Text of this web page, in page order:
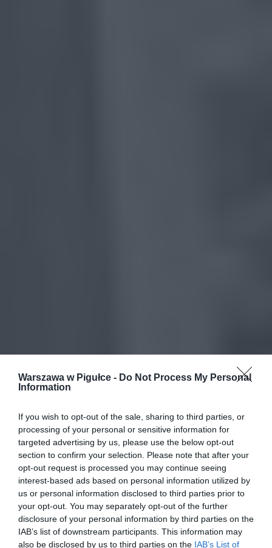
Warszawa w Pigułce - Do Not Process My Personal
Information
If you wish to opt-out of the sale, sharing to third parties, or
processing of your personal or sensitive information for
targeted advertising by us, please use the below opt-out
section to confirm your selection. Please note that after your
opt-out request is processed you may continue seeing
interest-based ads based on personal information utilized by
us or personal information disclosed to third parties prior to
your opt-out. You may separately opt-out of the further
disclosure of your personal information by third parties on the
IAB’s list of downstream participants. This information may
also be disclosed by us to third parties on the IAB’s List of